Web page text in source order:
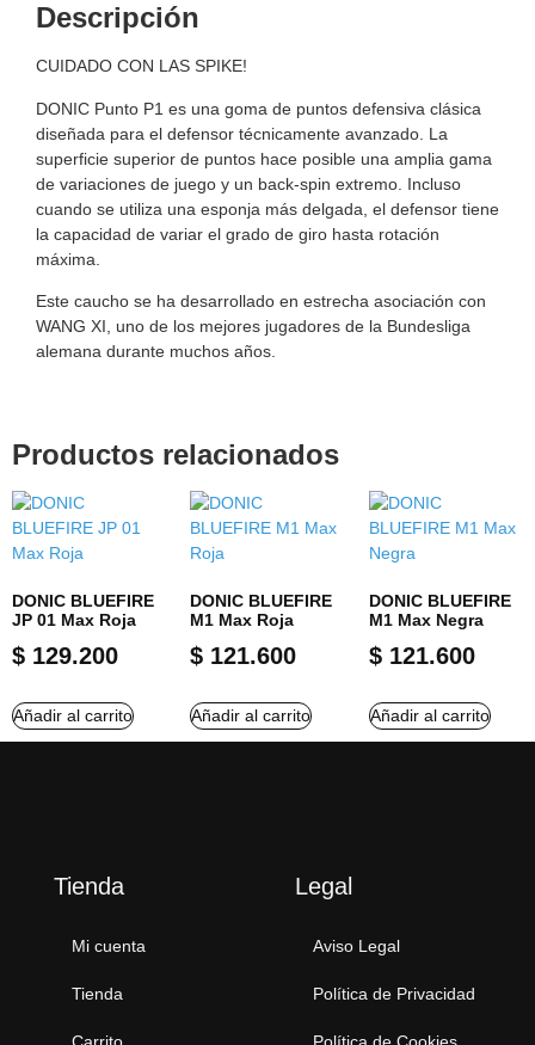
Descripción
CUIDADO CON LAS SPIKE!
DONIC Punto P1 es una goma de puntos defensiva clásica
diseñada para el defensor técnicamente avanzado. La
superficie superior de puntos hace posible una amplia gama
de variaciones de juego y un back-spin extremo. Incluso
cuando se utiliza una esponja más delgada, el defensor tiene
la capacidad de variar el grado de giro hasta rotación
máxima.
Este caucho se ha desarrollado en estrecha asociación con
WANG XI, uno de los mejores jugadores de la Bundesliga
alemana durante muchos años.
Productos relacionados
DONIC BLUEFIRE
JP 01 Max Roja
$ 129.200
Añadir al carrito
DONIC BLUEFIRE
M1 Max Roja
$ 121.600
Añadir al carrito
DONIC BLUEFIRE
M1 Max Negra
$121.600
Añadir al carrito
Tienda
Mi cuenta
Tienda
Legal
Aviso Legal
Política de Privacidad